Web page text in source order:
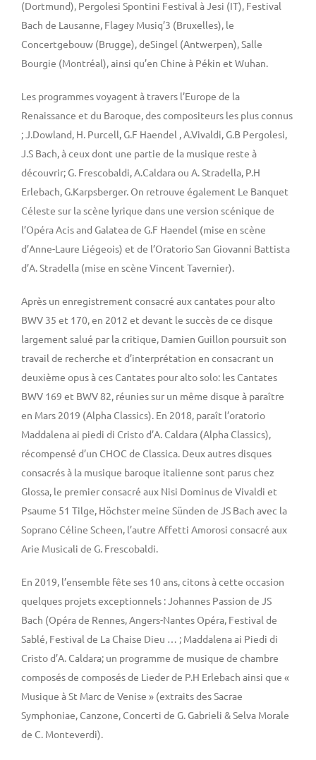
(Dortmund), Pergolesi Spontini Festival à Jesi (IT), Festival
Bach de Lausanne, Flagey Musiq’3 (Bruxelles), le
Concertgebouw (Brugge), deSingel (Antwerpen), Salle
Bourgie (Montréal), ainsi qu’en Chine à Pékin et Wuhan.
Les programmes voyagent à travers l’Europe de la
Renaissance et du Baroque, des compositeurs les plus connus
; J.Dowland, H. Purcell, G.F Haendel , A.Vivaldi, G.B Pergolesi,
J.S Bach, à ceux dont une partie de la musique reste à
découvrir; G. Frescobaldi, A.Caldara ou A. Stradella, P.H
Erlebach, G.Karpsberger. On retrouve également Le Banquet
Céleste sur la scène lyrique dans une version scénique de
l’Opéra Acis and Galatea de G.F Haendel (mise en scène
d’Anne-Laure Liégeois) et de l’Oratorio San Giovanni Battista
d’A. Stradella (mise en scène Vincent Tavernier).
Après un enregistrement consacré aux cantates pour alto
BWV 35 et 170, en 2012 et devant le succès de ce disque
largement salué par la critique, Damien Guillon poursuit son
travail de recherche et d’interprétation en consacrant un
deuxième opus à ces Cantates pour alto solo: les Cantates
BWV 169 et BWV 82, réunies sur un même disque à paraître
en Mars 2019 (Alpha Classics). En 2018, paraît l’oratorio
Maddalena ai piedi di Cristo d’A. Caldara (Alpha Classics),
récompensé d’un CHOC de Classica. Deux autres disques
consacrés à la musique baroque italienne sont parus chez
Glossa, le premier consacré aux Nisi Dominus de Vivaldi et
Psaume 51 Tilge, Höchster meine Sünden de JS Bach avec la
Soprano Céline Scheen, l’autre Affetti Amorosi consacré aux
Arie Musicali de G. Frescobaldi.
En 2019, l’ensemble fête ses 10 ans, citons à cette occasion
quelques projets exceptionnels : Johannes Passion de JS
Bach (Opéra de Rennes, Angers-Nantes Opéra, Festival de
Sablé, Festival de La Chaise Dieu … ; Maddalena ai Piedi di
Cristo d’A. Caldara; un programme de musique de chambre
composés de composés de Lieder de P.H Erlebach ainsi que «
Musique à St Marc de Venise » (extraits des Sacrae
Symphoniae, Canzone, Concerti de G. Gabrieli & Selva Morale
de C. Monteverdi).